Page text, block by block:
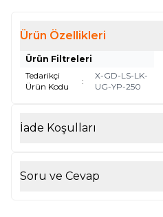
Ürün Özellikleri
Ürün Filtreleri
Tedarikçi
Ürün Kodu
:
X-GD-LS-LK-
UG-YP-250
İade Koşulları
Soru ve Cevap